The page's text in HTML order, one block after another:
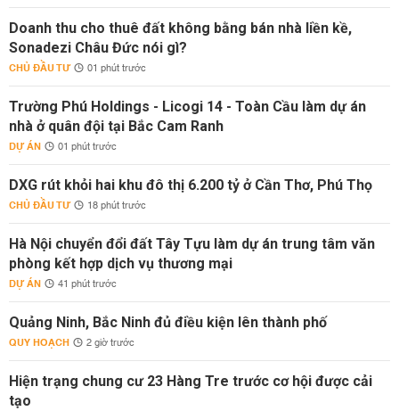
Doanh thu cho thuê đất không bằng bán nhà liền kề,
Sonadezi Châu Đức nói gì?
CHỦ ĐẦU TƯ 01 phút trước
Trường Phú Holdings - Licogi 14 - Toàn Cầu làm dự án
nhà ở quân đội tại Bắc Cam Ranh
DỰ ÁN 01 phút trước
DXG rút khỏi hai khu đô thị 6.200 tỷ ở Cần Thơ, Phú Thọ
CHỦ ĐẦU TƯ 18 phút trước
Hà Nội chuyển đổi đất Tây Tựu làm dự án trung tâm văn
phòng kết hợp dịch vụ thương mại
DỰ ÁN 41 phút trước
Quảng Ninh, Bắc Ninh đủ điều kiện lên thành phố
QUY HOẠCH 2 giờ trước
Hiện trạng chung cư 23 Hàng Tre trước cơ hội được cải
tạo